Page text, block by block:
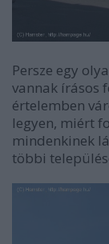
Persze egy
vannak írásos
értelemben
legyen, miért
mindenkinek
többi